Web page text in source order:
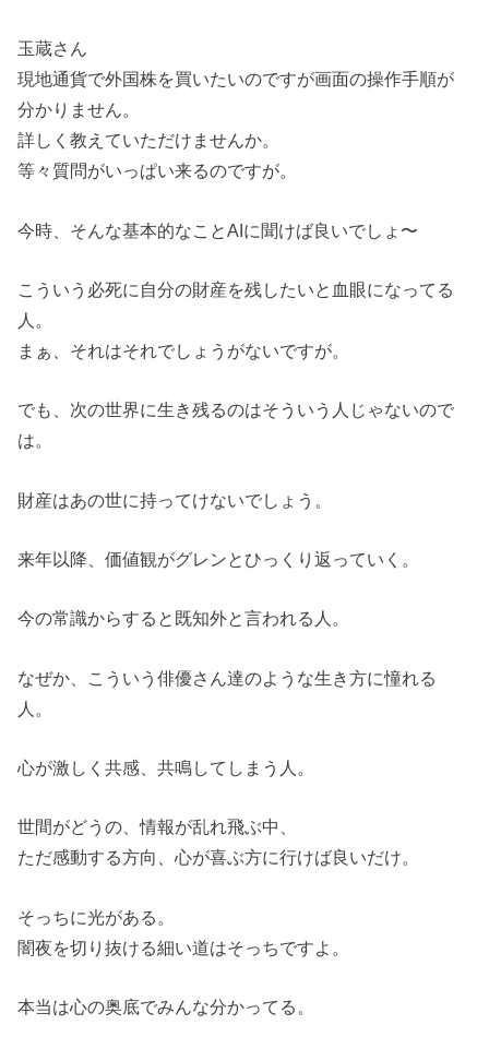
玉蔵さん
現地通貨で外国株を買いたいのですが画面の操作手順が
分かりません。
詳しく教えていただけませんか。
等々質問がいっぱい来るのですが。
今時、そんな基本的なことAIに聞けば良いでしょ〜
こういう必死に自分の財産を残したいと血眼になってる
人。
まぁ、それはそれでしょうがないですが。
でも、次の世界に生き残るのはそういう人じゃないので
は。
財産はあの世に持ってけないでしょう。
来年以降、価値観がグレンとひっくり返っていく。
今の常識からすると既知外と言われる人。
なぜか、こういう俳優さん達のような生き方に憧れる
人。
心が激しく共感、共鳴してしまう人。
世間がどうの、情報が乱れ飛ぶ中、
ただ感動する方向、心が喜ぶ方に行けば良いだけ。
そっちに光がある。
闇夜を切り抜ける細い道はそっちですよ。
本当は心の奥底でみんな分かってる。